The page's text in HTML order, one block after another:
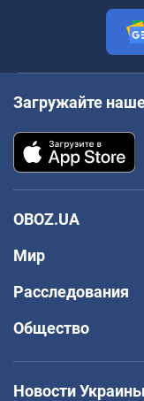
Загружайте
OBOZ.UA
Мир
Расследования
Общество
Новости Украины